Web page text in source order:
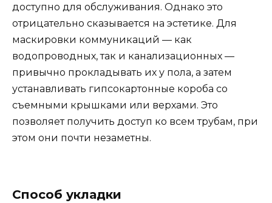
доступно для обслуживания. Однако это
отрицательно сказывается на эстетике. Для
маскировки коммуникаций — как
водопроводных, так и канализационных —
привычно прокладывать их у пола, а затем
устанавливать гипсокартонные короба со
съемными крышками или верхами. Это
позволяет получить доступ ко всем трубам, при
этом они почти незаметны.
Способ укладки